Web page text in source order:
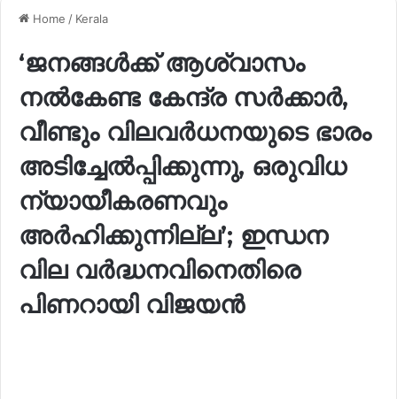
Home / Kerala
‘ജനങ്ങൾക്ക് ആശ്വാസം
നൽകേണ്ട കേന്ദ്ര സർക്കാർ,
വീണ്ടും വിലവർധനയുടെ ഭാരം
അടിച്ചേൽപ്പിക്കുന്നു, ഒരുവിധ
ന്യായീകരണവും
അർഹിക്കുന്നില്ല’; ഇന്ധന
വില വർദ്ധനവിനെതിരെ
പിണറായി വിജയൻ